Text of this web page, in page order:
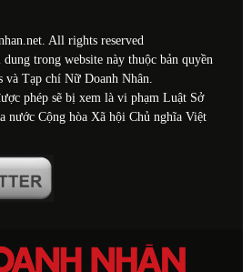
All rights reserved
trong website này thuộc bản quyền
và Tạp chí Nữ Doanh Nhân.
phép sẽ bị xem là vi phạm Luật Sở
nước Cộng hòa Xã hội Chủ nghĩa Việt